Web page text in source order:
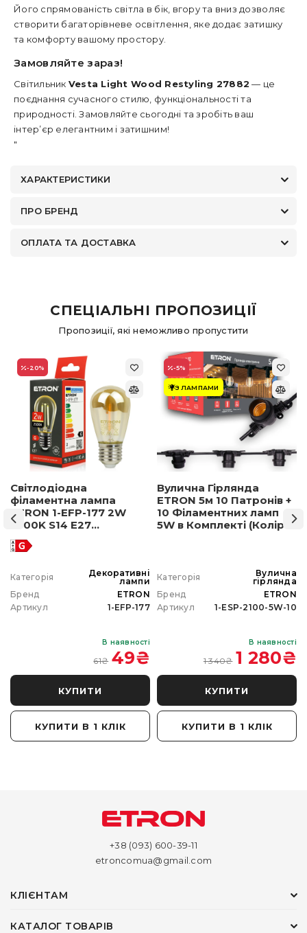
Його спрямованість світла в бік, вгору та вниз дозволяє
створити багаторівневе освітлення, яке додає затишку
та комфорту вашому простору.
Замовляйте зараз!
Світильник Vesta Light Wood Restyling 27882 — це
поєднання сучасного стилю, функціональності та
природності. Замовляйте сьогодні та зробіть ваш
інтер’єр елегантним і затишним!
"
ХАРАКТЕРИСТИКИ
ПРО БРЕНД
ОПЛАТА ТА ДОСТАВКА
СПЕЦІАЛЬНІ ПРОПОЗИЦІЇ
Пропозиції, які неможливо пропустити
-20%
Світлодіодна
філаментна лампа
ETRON 1-EFP-177 2W
2500K S14 E27
позолочене скло
Категорія
Декоративні
лампи
Бренд
ETRON
Артикул
1-EFP-177
В наявності
61₴ 49₴
КУПИТИ
КУПИТИ В 1 КЛІК
-5%
З ЛАМПАМИ
Вулична Гірлянда
ETRON 5м 10 Патронів +
10 Філаментних ламп
5W в Комплекті (Колір
Категорія
Вулична
гірлянда
Бренд
ETRON
Артикул
1-ESP-2100-5W-10
В наявності
1 340₴ 1 280₴
КУПИТИ
КУПИТИ В 1 КЛІК
+38 (093) 600-39-11
etroncomua@gmail.com
КЛІЄНТАМ
КАТАЛОГ ТОВАРІВ